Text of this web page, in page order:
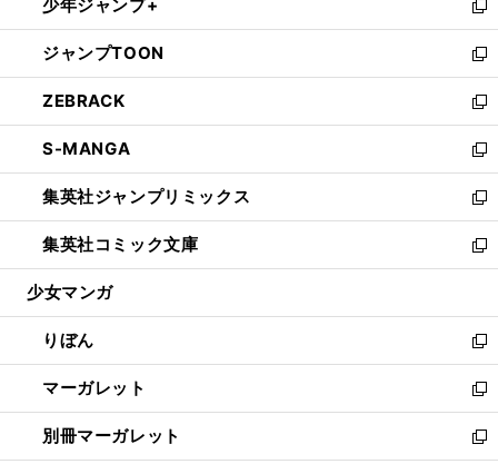
く
で
開
く
ド
ウ
で
開
く
ィ
ン
ド
ウ
で
開
く
い
ウ
ィ
ン
ド
ウ
で
開
く
少年ジャンプ+
新
し
い
ウ
ィ
ン
ド
ウ
で
開
く
ジャンプTOON
新
し
い
ウ
ィ
ン
ド
ウ
で
開
ZEBRACK
新
し
い
ウ
ィ
ン
ド
ウ
開
く
S-MANGA
新
し
い
ウ
ィ
ン
ウ
で
開
く
集英社ジャンプリミックス
新
し
い
ウ
ン
ド
ウ
で
開
く
集英社コミック文庫
新
し
ウ
ィ
ン
ド
ウ
で
開
少女マンガ
りぼん
新
し
い
ウ
ィ
マーガレット
新
し
い
別冊マーガレット
新